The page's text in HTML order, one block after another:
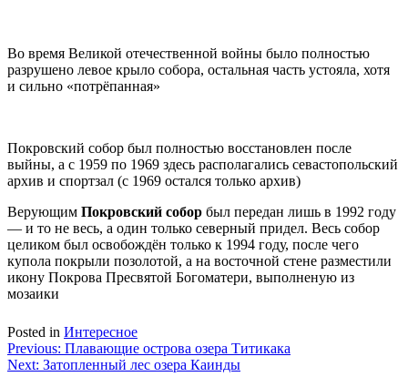
Во время Великой отечественной войны было полностью
разрушено левое крыло собора, остальная часть устояла, хотя
и сильно «потрёпанная»
Покровский собор был полностью восстановлен после
выйны, а с 1959 по 1969 здесь располагались севастопольский
архив и спортзал (с 1969 остался только архив)
Верующим Покровский собор был передан лишь в 1992 году
— и то не весь, а один только северный придел. Весь собор
целиком был освобождён только к 1994 году, после чего
купола покрыли позолотой, а на восточной стене разместили
икону Покрова Пресвятой Богоматери, выполненую из
мозаики
Posted in Интересное
Навигация
по
Previous: Плавающие острова озера Титикака
Next: Затопленный лес озера Каинды